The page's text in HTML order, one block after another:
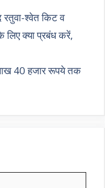
श्वेत किट व
क्या प्रबंध करें,
40 हजार रूपये तक